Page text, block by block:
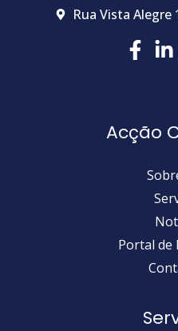
Rua Vista Alegre
Acção
Portal de